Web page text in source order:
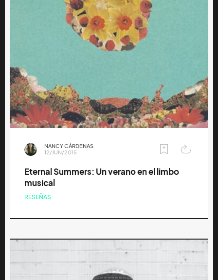
NANCY CÁRDENAS
12/JUN/2015
Eternal Summers: Un verano en el limbo
musical
RESEÑAS